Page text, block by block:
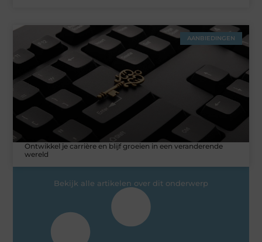
AANBIEDINGEN
Ontwikkel je carrière en blijf groeien in een veranderende
wereld
Bekijk alle artikelen over dit onderwerp